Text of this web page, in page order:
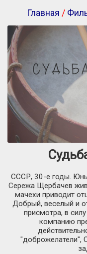
Главная /
СССР, 30-е годы.
Сережа Щербачев
мачехи приводит
Добрый, веселый и
присмотра, в
компанию
"доброжелатели",